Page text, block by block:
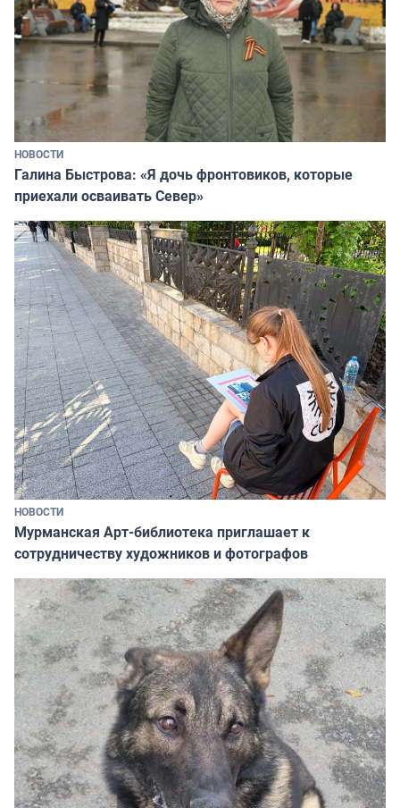
НОВОСТИ
Галина Быстрова: «Я дочь фронтовиков, которые
приехали осваивать Север»
НОВОСТИ
Мурманская Арт-библиотека приглашает к
сотрудничеству художников и фотографов